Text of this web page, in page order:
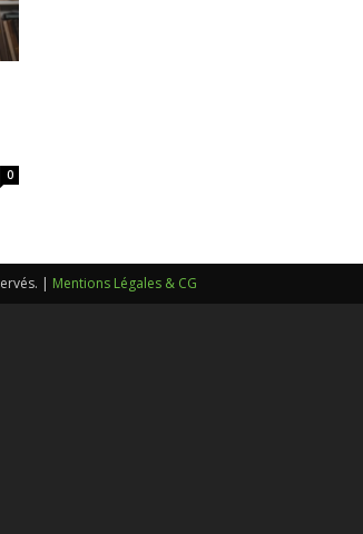
0
| Mentions Légales & CG